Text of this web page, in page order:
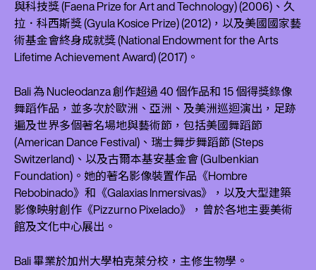
與科技獎 (Faena Prize for Art and Technology) (2006)、久
拉．科西斯獎 (Gyula Kosice Prize) (2012)，以及美國國家藝
術基金會終身成就獎 (National Endowment for the Arts
Lifetime Achievement Award) (2017)。
Bali 為 Nucleodanza 創作超過 40 個作品和 15 個得獎錄像
舞蹈作品，並多次於歐洲、亞洲、及美洲巡迴演出，足跡
遍及世界多個著名場地與藝術節，包括美國舞蹈節
(American Dance Festival)、瑞士舞步舞蹈節 (Steps
Switzerland)、以及古爾本基安基金會 (Gulbenkian
Foundation)。她的著名影像裝置作品《Hombre
Rebobinado》和《Galaxias Inmersivas》，以及大型建築
影像映射創作《Pizzurno Pixelado》，曾於各地主要美術
館及文化中心展出。
Bali 畢業於加州大學柏克萊分校，主修生物學。